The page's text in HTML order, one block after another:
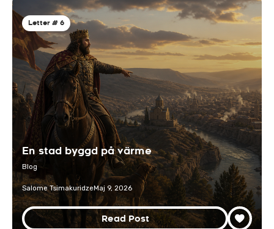
Letter # 6
En stad byggd på värme
Blog
Salome TsimakuridzeMaj 9, 2026
Read Post